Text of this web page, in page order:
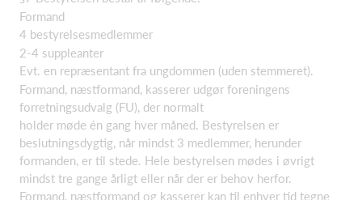
Formand
4 bestyrelsesmedlemmer
2-4 suppleanter
Evt. en repræsentant fra ungdommen (uden stemmeret).
Formand, næstformand, kasserer udgør foreningens
forretningsudvalg (FU), der normalt
holder møde én gang hver måned. Bestyrelsen er
beslutningsdygtig, når mindst 3 medlemmer, herunder
formanden, er til stede. Hele bestyrelsen mødes i øvrigt
mindst tre gange årligt eller når der er behov herfor.
Formand, næstformand og kasserer kan til enhver tid tegne